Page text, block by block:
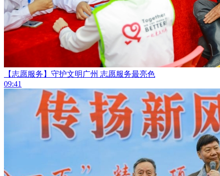
【志愿服务】守护文明广州 志愿服务最亮色
09:41